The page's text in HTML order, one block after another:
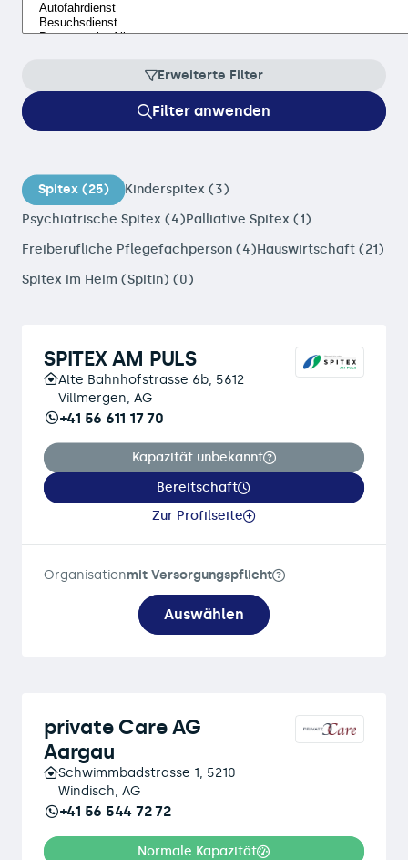
Erweiterte Filter
Filter anwenden
Spitex (25)
Kinderspitex (3)
Psychiatrische Spitex (4)Palliative Spitex (1)
Freiberufliche Pflegefachperson (4)Hauswirtschaft (21)
Spitex im Heim (Spitin) (0)
SPITEX AM PULS
Alte Bahnhofstrasse 6b, 5612
Villmergen, AG
+41 56 611 17 70
Kapazität unbekannt
Bereitschaft
Zur Profilseite
Organisationmit Versorgungspflicht
Auswählen
private Care AG
Aargau
Schwimmbadstrasse 1, 5210
Windisch, AG
+41 56 544 72 72
Normale Kapazität